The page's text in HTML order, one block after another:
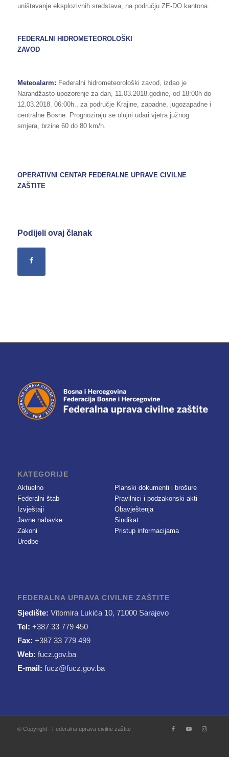
uništavanje eksplozivnih sredstava, na području ZE-DO kantona.
FEDERALNI HIDROMETEOROLOŠKI
ZAVOD
Meteoalarm: Federalni hidrometeorološki zavod, izdao je
Narandžasto upozorenje za dan, 11.03.2018.godine, od 18:00h do
12.03.2018. 06:00h., za područje Krajine, zapadne, jugozapadne i
centralne Bosne. Prognoziraju se olujni udari vjetra južnog
smjera, brzine 60 do 80 km/h.
OPERATIVNI CENTAR FEDERALNE UPRAVE CIVILNE
ZAŠTITE
Podijeli ovaj članak
KATEGORIJE
Aktuelno
Federalni štab
Izvještaji
Javne nabavke
Zakoni
Uredbe
Planski dokumenti i brošure
Pravilnici i podzakonski akti
Obavještenja
Sindikat
Pristup informacijama
FEDERALNA UPRAVA CIVILNE ZAŠTITE
Sjedište: Vitomira Lukića 10, 71000 Sarajevo
Tel: +387 33 779 450
Fax: +387 33 779 499
Web: fucz.gov.ba
E-mail: fucz@fucz.gov.ba
© Copyright - Federalna uprava civilne zaštite